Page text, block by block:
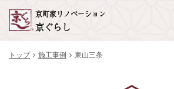
京町家リノベーション
京ぐらし
トップ 施工事例 東山三条